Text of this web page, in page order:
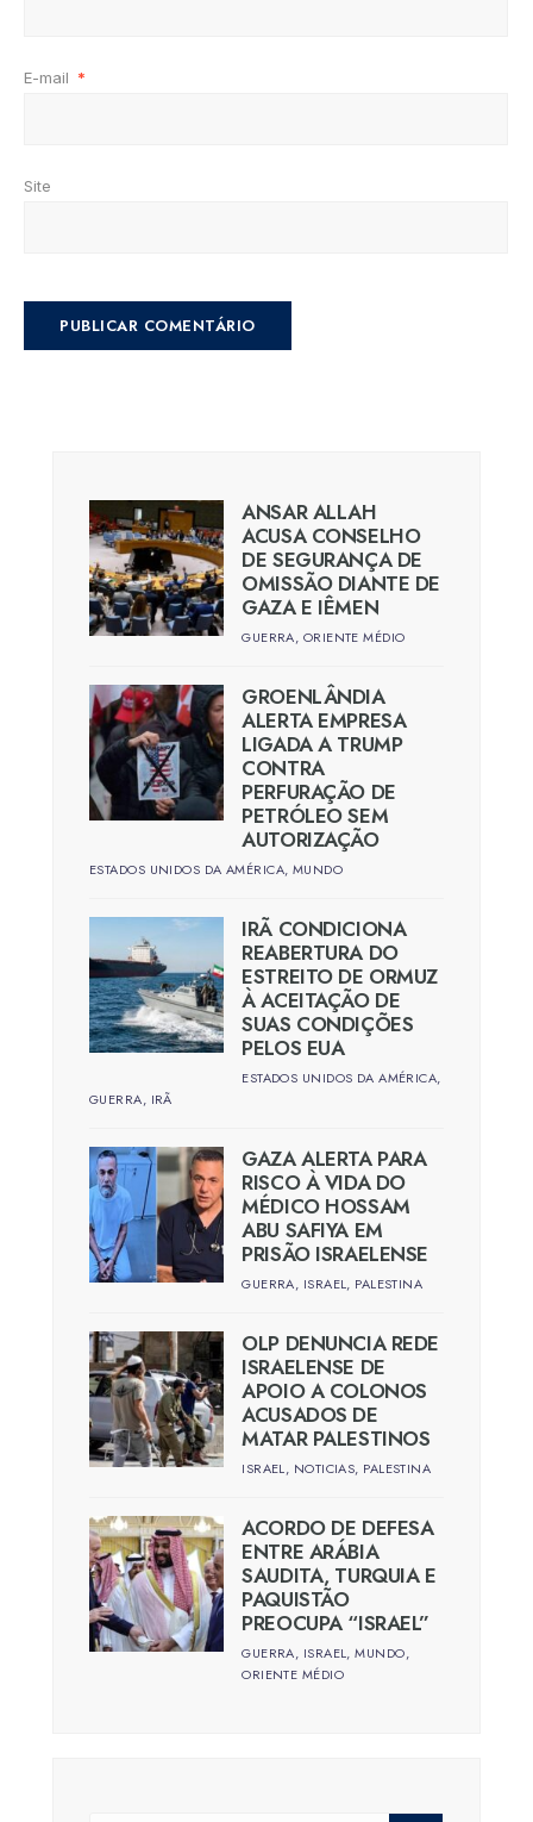
E-mail *
Site
ANSAR ALLAH
ACUSA CONSELHO
DE SEGURANÇA DE
OMISSÃO DIANTE DE
GAZA E IÊMEN
GUERRA, ORIENTE MÉDIO
GROENLÂNDIA
ALERTA EMPRESA
LIGADA A TRUMP
CONTRA
PERFURAÇÃO DE
PETRÓLEO SEM
AUTORIZAÇÃO
ESTADOS UNIDOS DA AMÉRICA, MUNDO
IRÃ CONDICIONA
REABERTURA DO
ESTREITO DE ORMUZ
À ACEITAÇÃO DE
SUAS CONDIÇÕES
PELOS EUA
ESTADOS UNIDOS DA AMÉRICA,
GUERRA, IRÃ
GAZA ALERTA PARA
RISCO À VIDA DO
MÉDICO HOSSAM
ABU SAFIYA EM
PRISÃO ISRAELENSE
GUERRA, ISRAEL, PALESTINA
OLP DENUNCIA REDE
ISRAELENSE DE
APOIO A COLONOS
ACUSADOS DE
MATAR PALESTINOS
ISRAEL, NOTICIAS, PALESTINA
ACORDO DE DEFESA
ENTRE ARÁBIA
SAUDITA, TURQUIA E
PAQUISTÃO
PREOCUPA “ISRAEL”
GUERRA, ISRAEL,MUNDO,
ORIENTE MÉDIO